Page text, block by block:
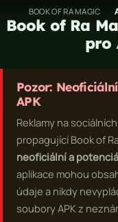
Přeskočit
na
BOOK OF RA MAGIC
H
o
p
l
i
k
a
c
e
B
Book of Ra
pro
Pozor: Neoficiální
APK
Reklamy na
propagující Book of
neoficiální a
aplikace mohou
údaje a nikdy
soubory APK z